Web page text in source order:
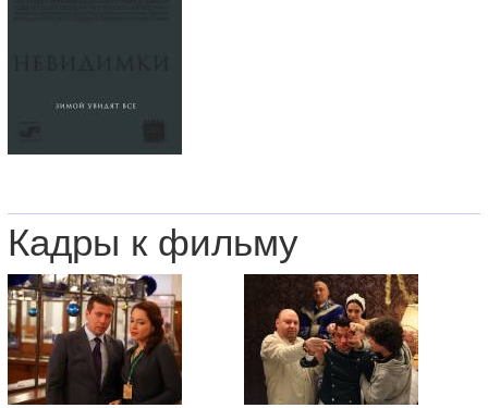
Кадры к фильму